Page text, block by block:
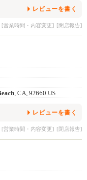
レビューを書く
[営業時間・内容変更] [閉店報告]
, CA, 92660 US
レビューを書く
[営業時間・内容変更] [閉店報告]